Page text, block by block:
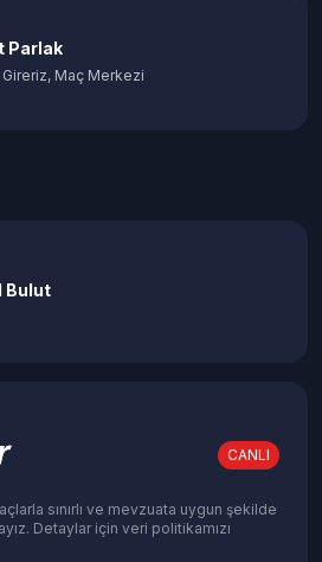
Parlak
Gireriz, Maç Merkezi
Bulut
CANLI
sınırlı ve mevzuata uygun şekilde
Detaylar için veri politikamızı